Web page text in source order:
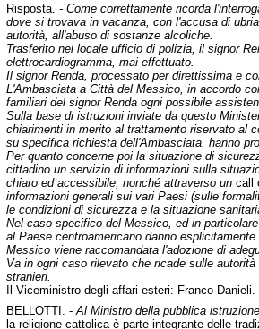
Risposta. - Come correttamente ricorda
dove si trovava in vacanza, con l'accusa di
autorità, all'abuso di sostanze alcoliche.
Trasferito nel locale ufficio di polizia, il signor
elettrocardiogramma, mai effettuato.
Il signor Renda, processato per direttissima e
L'Ambasciata a Città del Messico, in accordo
familiari del signor Renda ogni possibile
Sulla base di istruzioni inviate da questo
chiarimenti in merito al trattamento riservato al
su specifica richiesta dell'Ambasciata, hanno
Per quanto concerne poi la situazione di
cittadino un servizio di informazioni sulla
chiaro ed accessibile, nonché attraverso uncall
informazioni generali sui vari Paesi (sulle
le condizioni di sicurezza e la situazione
Nel caso specifico del Messico, ed in
al Paese centroamericano danno
Messico viene raccomandata l'adozione di
Va in ogni caso rilevato che ricade sulle
stranieri.
Il Viceministro degli affari esteri: Franco Danieli.
BELLOTTI. - Al Ministro della pubblica
la religione cattolica è parte integrante delle